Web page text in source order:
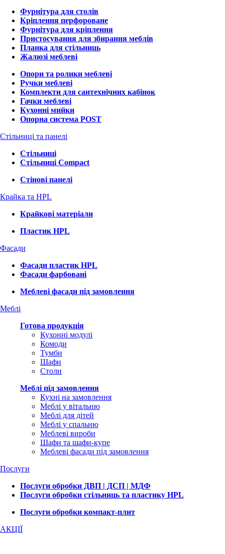
Фурнітура для столів
Кріплення перфороване
Фурнітура для кріплення
Пристосування для збирання меблів
Планка для стільниць
Жалюзі меблеві
Опори та ролики меблеві
Ручки меблеві
Комплекти для сантехнічних кабінок
Гачки меблеві
Кухонні мийки
Опорна система POST
Стільниці та панелі
Стільниці
Стільниці Compact
Стінові панелі
Крайка та HPL
Крайкові матеріали
Пластик HPL
Фасади
Фасади пластик HPL
Фасади фарбовані
Меблеві фасади під замовлення
Меблі
Готова продукція
Кухонні модулі
Комоди
Тумби
Шафи
Столи
Меблі під замовлення
Кухні на замовлення
Меблі у вітальню
Меблі для дітей
Меблі у спальню
Меблеві вироби
Шафи та шафи-купе
Меблеві фасади під замовлення
Послуги
Послуги обробки ДВП | ДСП | МДФ
Послуги обробки стільниць та пластику HPL
Послуги обробки компакт-плит
АКЦІЇ